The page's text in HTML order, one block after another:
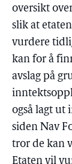
oversikt
slik at
vurdere
kan for å
avslag på
også lagt ut
siden Nav
tror de kan
Etaten vil